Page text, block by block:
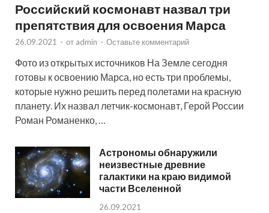
Российский космонавт назвал три
препятствия для освоения Марса
26.09.2021 - от admin - Оставьте комментарий
Фото из открытых источников На Земле сегодня
готовы к освоению Марса, но есть три проблемы,
которые нужно решить перед полетами на красную
планету. Их назвал летчик-космонавт, Герой России
Роман Романенко, …
Астрономы обнаружили
неизвестные древние
галактики на краю видимой
части Вселенной
26.09.2021